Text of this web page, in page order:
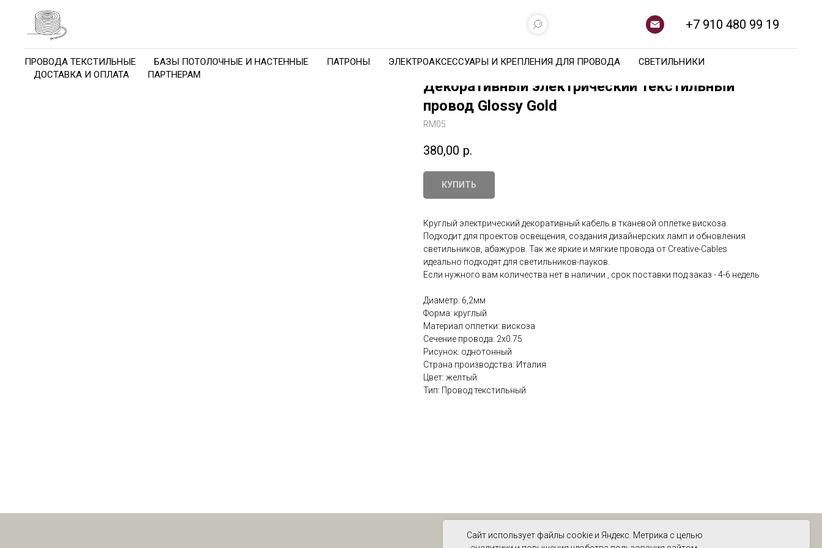
+7 910 480 99 19
ПРОВОДА ТЕКСТИЛЬНЫЕ БАЗЫ ПОТОЛОЧНЫЕ И НАСТЕННЫЕ ПАТРОНЫ ЭЛЕКТРОАКСЕССУАРЫ И КРЕПЛЕНИЯ ДЛЯ ПРОВОДА
СВЕТИЛЬНИКИ
ДОСТАВКА И ОПЛАТА
ПАРТНЕРАМ
Декоративный электрический текстильный
провод Glossy Gold
RM05
380,00 р.
КУПИТЬ
Круглый электрический декоративный кабель в тканевой оплётке вискоза.
Подходит для проектов освещения, создания дизайнерских ламп и обновления
светильников, абажуров. Так же яркие и мягкие провода от Creative-Cables
идеально подходят для светильников-пауков.
Если нужного вам количества нет в наличии , срок поставки под заказ - 4-6 недель
Диаметр: 6,2мм
Форма: круглый
Материал оплетки: вискоза
Сечение провода: 2х0.75
Рисунок: однотонный
Страна производства: Италия
Цвет: желтый
Тип: Провод текстильный
Сайт использует файлы cookie и Яндекс. Метрика с целью